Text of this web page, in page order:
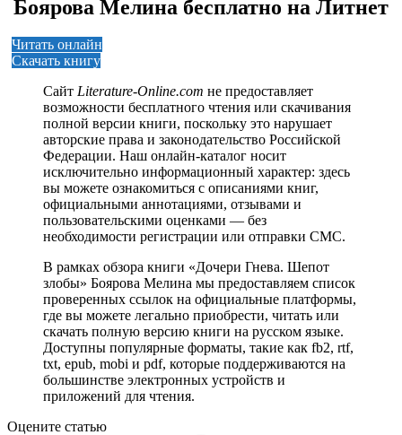
Боярова Мелина бесплатно на Литнет
Читать онлайн
Скачать книгу
Сайт Literature-Online.com не предоставляет
возможности бесплатного чтения или скачивания
полной версии книги, поскольку это нарушает
авторские права и законодательство Российской
Федерации. Наш онлайн-каталог носит
исключительно информационный характер: здесь
вы можете ознакомиться с описаниями книг,
официальными аннотациями, отзывами и
пользовательскими оценками — без
необходимости регистрации или отправки СМС.
В рамках обзора книги «Дочери Гнева. Шепот
злобы» Боярова Мелина мы предоставляем список
проверенных ссылок на официальные платформы,
где вы можете легально приобрести, читать или
скачать полную версию книги на русском языке.
Доступны популярные форматы, такие как fb2, rtf,
txt, epub, mobi и pdf, которые поддерживаются на
большинстве электронных устройств и
приложений для чтения.
Оцените статью